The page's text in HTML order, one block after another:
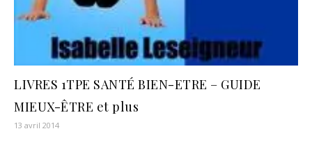
LIVRES 1TPE SANTÉ BIEN-ETRE – GUIDE
MIEUX-ÊTRE et plus
13 avril 2014